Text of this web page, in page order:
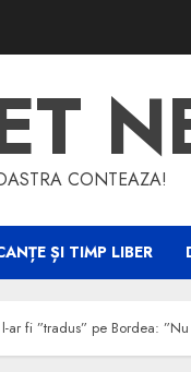
CONTEAZA!
ȘI TIMP LIBER
fi ”tradus” pe Bordea: